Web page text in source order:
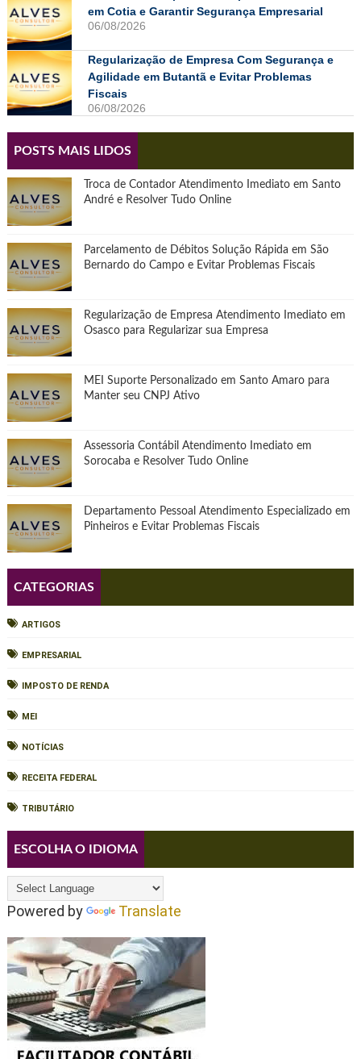
em Cotia e Garantir Segurança Empresarial
06/08/2026
Regularização de Empresa Com Segurança e
Agilidade em Butantã e Evitar Problemas
Fiscais
06/08/2026
POSTS MAIS LIDOS
Troca de Contador Atendimento Imediato em Santo
André e Resolver Tudo Online
Parcelamento de Débitos Solução Rápida em São
Bernardo do Campo e Evitar Problemas Fiscais
Regularização de Empresa Atendimento Imediato em
Osasco para Regularizar sua Empresa
MEI Suporte Personalizado em Santo Amaro para
Manter seu CNPJ Ativo
Assessoria Contábil Atendimento Imediato em
Sorocaba e Resolver Tudo Online
Departamento Pessoal Atendimento Especializado em
Pinheiros e Evitar Problemas Fiscais
CATEGORIAS
ARTIGOS
EMPRESARIAL
IMPOSTO DE RENDA
MEI
NOTÍCIAS
RECEITA FEDERAL
TRIBUTÁRIO
ESCOLHA O IDIOMA
Powered by Translate